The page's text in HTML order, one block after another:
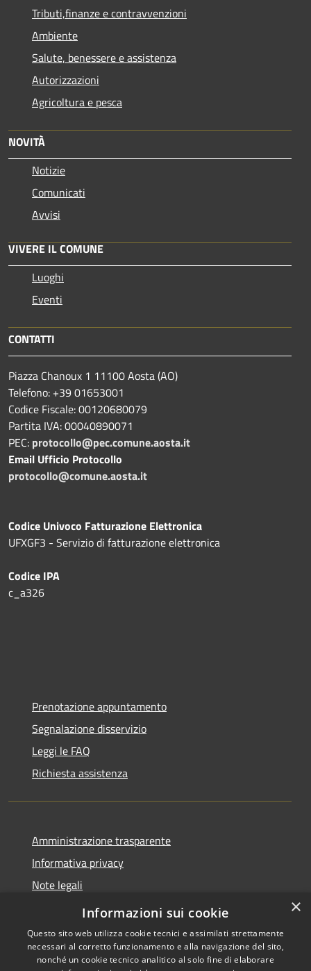
Tributi,finanze e contravvenzioni
Ambiente
Salute, benessere e assistenza
Autorizzazioni
Agricoltura e pesca
NOVITÀ
Notizie
Comunicati
Avvisi
VIVERE IL COMUNE
Luoghi
Eventi
CONTATTI
Piazza Chanoux 1 11100 Aosta (AO)
Telefono: +39 01653001
Codice Fiscale: 00120680079
Partita IVA: 00040890071
PEC: protocollo@pec.comune.aosta.it
Email Ufficio Protocollo
protocollo@comune.aosta.it
Codice Univoco Fatturazione Elettronica
UFXGF3 - Servizio di fatturazione elettronica
Codice IPA
c_a326
Prenotazione appuntamento
Segnalazione disservizio
Leggi le FAQ
Richiesta assistenza
Amministrazione trasparente
Informativa privacy
Note legali
Dichiarazione di accessibilità
×
Informazioni sui cookie
Questo sito web utilizza cookie tecnici e assimilati strettamente
necessari al corretto funzionamento e alla navigazione del sito,
nonché un cookie tecnico analitico al solo fine di elaborare